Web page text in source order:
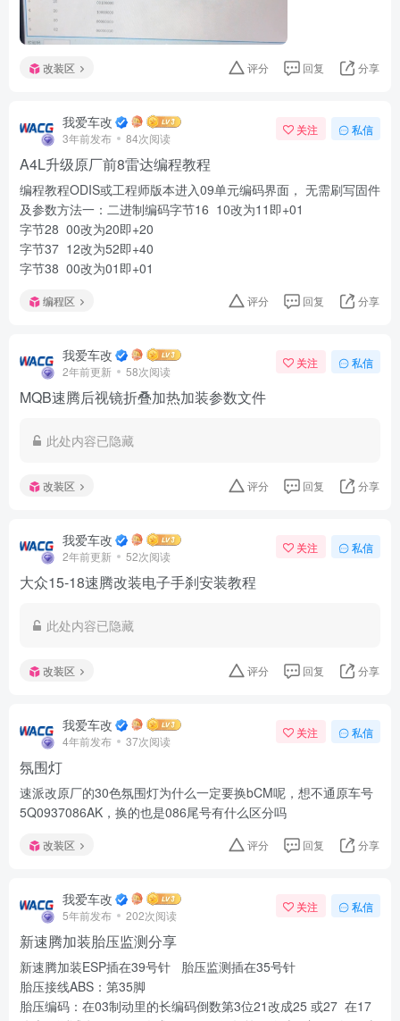
改装区 评分 回复 分享
我爱车改
3年前发布 84次阅读
关注 私信
A4L升级原厂前8雷达编程教程
编程教程ODIS或工程师版本进入09单元编码界面， 无需刷写固件
及参数方法一：二进制编码字节16 10改为11即+01
字节28 00改为20即+20
字节37 12改为52即+40
字节38 00改为01即+01
编程区 评分 回复 分享
我爱车改
2年前更新 58次阅读
关注 私信
MQB速腾后视镜折叠加热加装参数文件
此处内容已隐藏
改装区 评分 回复 分享
我爱车改
2年前更新 52次阅读
关注 私信
大众15-18速腾改装电子手刹安装教程
此处内容已隐藏
改装区 评分 回复 分享
我爱车改
4年前发布 37次阅读
关注 私信
氛围灯
速派改原厂的30色氛围灯为什么一定要换bCM呢，想不通原车号
5Q0937086AK，换的也是086尾号有什么区分吗
改装区 评分 回复 分享
我爱车改
5年前发布 202次阅读
关注 私信
新速腾加装胎压监测分享
新速腾加装ESP插在39号针 胎压监测插在35号针
胎压接线ABS：第35脚
胎压编码：在03制动里的长编码倒数第3位21改成25 或27 在17